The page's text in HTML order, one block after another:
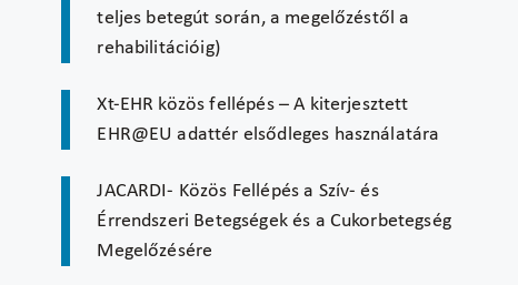
teljes betegút során, a megelőzéstől a
rehabilitációig)
Xt-EHR közös fellépés – A kiterjesztett
EHR@EU adattér elsődleges használatára
JACARDI- Közös Fellépés a Szív- és
Érrendszeri Betegségek és a Cukorbetegség
Megelőzésére